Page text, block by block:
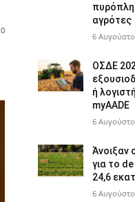
0
αγρότες
6
ΟΣΔΕ
ή
myAADE
6
Άνοιξαν
για το
24,6
6